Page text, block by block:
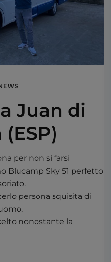
Juan di
per non si farsi
Blucamp Sky 51 perfetto
persona squisita di
nonostante la